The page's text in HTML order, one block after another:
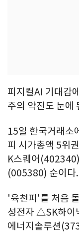
피지컬AI 기대감
주의 약진도 눈에
15일 한국거래소
피 시가총액 5위
K스퀘어
(005380) 순이다.
'육천피'를 처음
성전자 △SK하
에너지솔루션